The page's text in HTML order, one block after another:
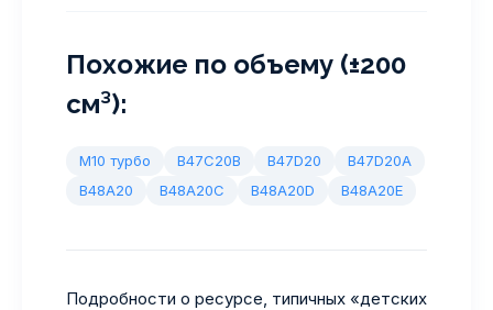
Похожие по объему (±200
см³):
M10 турбо B47C20B B47D20
B47D20A
B48A20
B48A20C B48A20D B48A20E
Подробности о ресурсе, типичных «детских